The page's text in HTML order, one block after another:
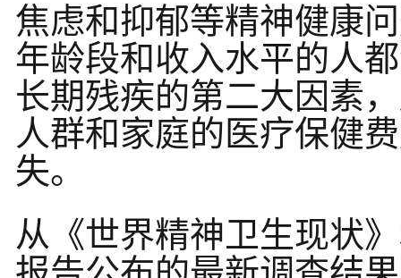
焦虑和抑郁等精神健康
年龄段和收入水平的人
长期残疾的第二大因素
人群和家庭的医疗保健
失。
从《世界精神卫生现状